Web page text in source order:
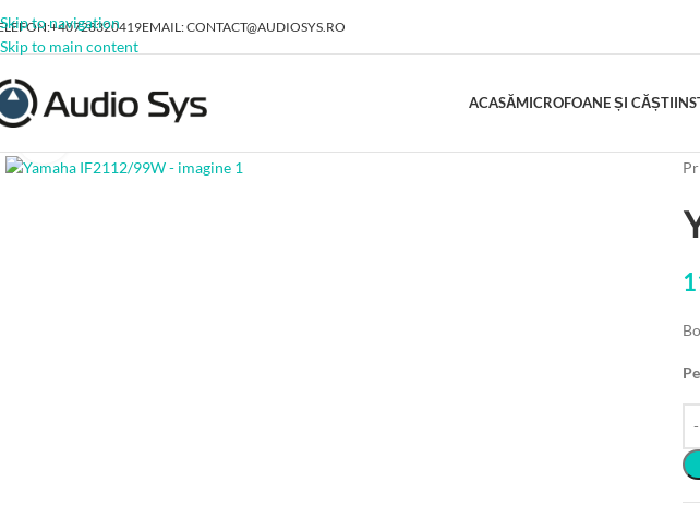
Skip to navigation
Skip to main content
EMAIL: CONTACT@AUDIOSYS.RO
ACASĂMICROFOANE ȘI CĂȘTI